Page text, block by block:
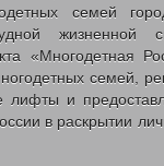
работе
управления
семей
жизненной
«Многодетная
семей,
лифты и
в раскрытии